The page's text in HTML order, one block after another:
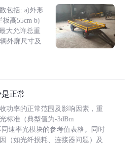
包括: a)外形
板高55cm b)
大允许总重
外廓尺寸及
正常
功率的正常范围及影响因素，重
标准（典型值为-3dBm
速率光模块的参考值表格。同时
（如光纤损耗、连接器问题）及